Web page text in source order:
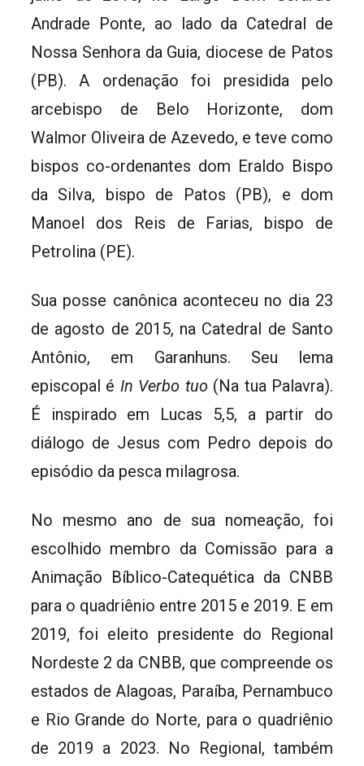
Andrade Ponte, ao lado da Catedral de
Nossa Senhora da Guia, diocese de Patos
(PB). A ordenação foi presidida pelo
arcebispo de Belo Horizonte, dom
Walmor Oliveira de Azevedo, e teve como
bispos co-ordenantes dom Eraldo Bispo
da Silva, bispo de Patos (PB), e dom
Manoel dos Reis de Farias, bispo de
Petrolina (PE).
Sua posse canônica aconteceu no dia 23
de agosto de 2015, na Catedral de Santo
Antônio, em Garanhuns. Seu lema
episcopal é In Verbo tuo(Na tua Palavra).
É inspirado em Lucas 5,5, a partir do
diálogo de Jesus com Pedro depois do
episódio da pesca milagrosa.
No mesmo ano de sua nomeação, foi
escolhido membro da Comissão para a
Animação Bíblico-Catequética da CNBB
para o quadriênio entre 2015 e 2019. E em
2019, foi eleito presidente do Regional
Nordeste 2 da CNBB, que compreende os
estados de Alagoas, Paraíba, Pernambuco
e Rio Grande do Norte, para o quadriênio
de 2019 a 2023. No Regional, também